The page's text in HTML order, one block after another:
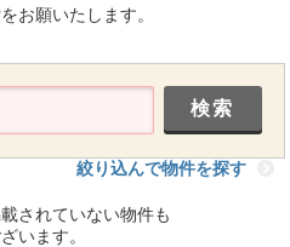
お願いたします。
絞り込んで物件を探す
されていない物件も
います。